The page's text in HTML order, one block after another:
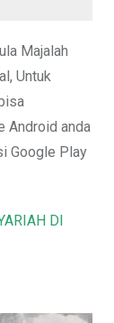
Majalah
Untuk
Android anda
Google Play
DI